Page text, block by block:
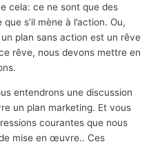
cela: ce ne sont que des
s’il mène à l’action. Ou,
plan sans action est un rêve
rêve, nous devons mettre en
entendrons une discussion
un plan marketing. Et vous
courantes que nous
mise en œuvre.. Ces